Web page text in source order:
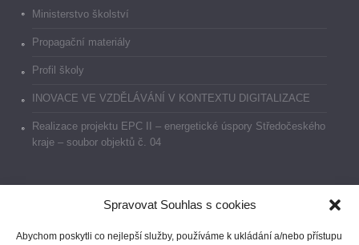
Spravovat Souhlas s cookies
Abychom poskytli co nejlepší služby, používáme k ukládání a/nebo přístupu
Ministerstvo školství
Propagační materiály
Profil školy
INOVACE VE VZDĚLÁVÁNÍ V KONTEXTU DIGITALIZACE
Realizace projektu EPC II – energetické úspory Středočeského
kraje – soubor objektů č. 04